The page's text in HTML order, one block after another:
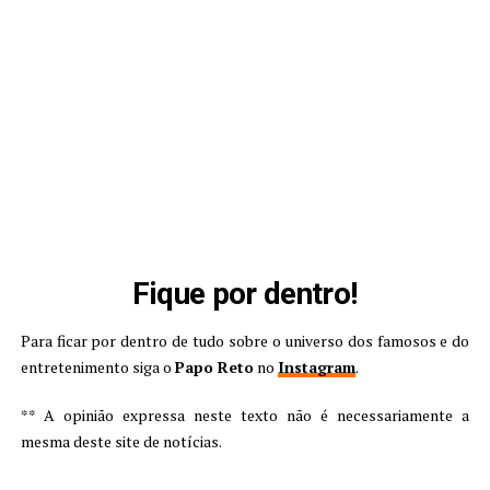
Fique por dentro!
Para ficar por dentro de tudo sobre o universo dos famosos e do
entretenimento siga o Papo Retono Instagram.
** A opinião expressa neste texto não é necessariamente a
mesma deste site de notícias.